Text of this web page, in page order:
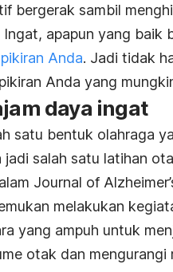
bergerak sambil
apapun yang baik
pikiran Anda. Jadi tidak
Anda yang
daya ingat
satu bentuk olahraga
salah satu latihan
Journal of
melakukan
yang ampuh untuk
otak dan mengurangi